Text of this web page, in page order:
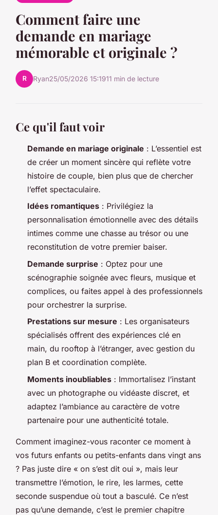
Comment faire une
demande en mariage
mémorable et originale ?
R Ryan25/05/2026 15:1911 min de lecture
Ce qu'il faut voir
Demande en mariage originale : L’essentiel est
de créer un moment sincère qui reflète votre
histoire de couple, bien plus que de chercher
l’effet spectaculaire.
Idées romantiques : Privilégiez la
personnalisation émotionnelle avec des détails
intimes comme une chasse au trésor ou une
reconstitution de votre premier baiser.
Demande surprise : Optez pour une
scénographie soignée avec fleurs, musique et
complices, ou faites appel à des professionnels
pour orchestrer la surprise.
Prestations sur mesure : Les organisateurs
spécialisés offrent des expériences clé en
main, du rooftop à l’étranger, avec gestion du
plan B et coordination complète.
Moments inoubliables : Immortalisez l’instant
avec un photographe ou vidéaste discret, et
adaptez l’ambiance au caractère de votre
partenaire pour une authenticité totale.
Comment imaginez-vous raconter ce moment à
vos futurs enfants ou petits-enfants dans vingt ans
? Pas juste dire « on s’est dit oui », mais leur
transmettre l’émotion, le rire, les larmes, cette
seconde suspendue où tout a basculé. Ce n’est
pas qu’une demande, c’est le premier chapitre